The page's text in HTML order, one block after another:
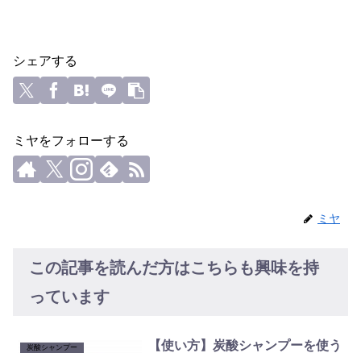
シェアする
ミヤをフォローする
ミヤ
この記事を読んだ方はこちらも興味を持
っています
炭酸シャンプー
【使い方】炭酸シャンプーを使う